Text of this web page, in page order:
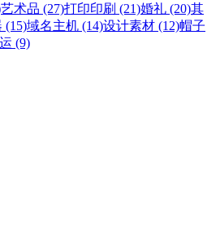
艺术品 (27)打印印刷 (21)婚礼 (20)其
(15)域名主机 (14)设计素材 (12)帽子
(9)